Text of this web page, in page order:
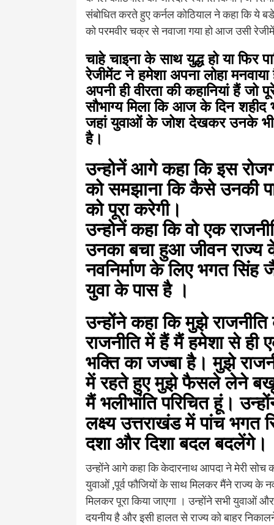
संबोधित करते हुए कर्नल कोठियाल ने कहा कि ये
को परमवीर चक्र से नवाजा गया हो आज उसी
चाहे चाइना के साथ युद्ध हो या
रेजीमेंट ने हमेशा अपना लोहा
अपनी ही वीरता की कहानियां हैं जो
सौभाग्य मिला कि आज के दिन
जहां युवाओं के जोश देखकर उनके भी
है।
उन्होनें आगे कहा कि इस
को समझाना कि कैसे उनकी
को पूरा करेगी।
उन्होनें कहा कि वो एक
उनका बचा हुआ जीवन राज्य
नवनिर्माण के लिए भगत सिंह
युवा के पास है ।
उन्होंने कहा कि मुझे
राजनीति में हैं मैं हमेशा से
भक्ति का जज्बा है। मुझे
में रहते हुए मुझे फैसले लेने
मैं भलीभांति परिचित हूं।
लक्ष्य उत्तराखंड में पांच भगत
दशा और दिशा बदल बदलेंगे।
उन्होंने आगे कहा कि केदारनाथ आपदा ने मेरी सोच
युवाओं ,पूर्व फौजियों के साथ मिलकर मैंने राज्य के
मिलकर पूरा किया जाएगा । उन्होंने सभी युवाओं
दयनीय है और इसी हालत से राज्य को बाहर